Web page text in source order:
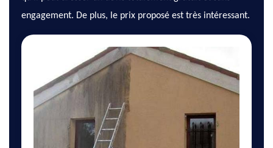
engagement. De plus, le prix proposé est très intéressant.